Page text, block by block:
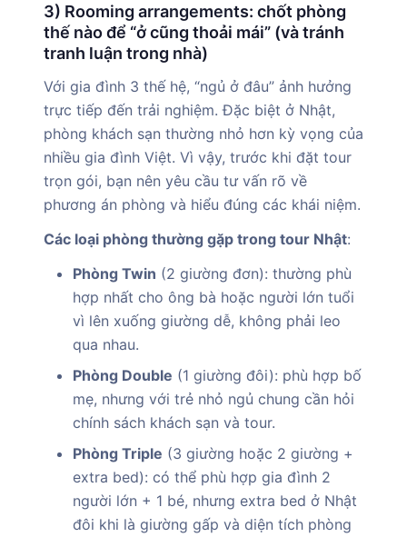
3) Rooming arrangements: chốt phòng
thế nào để “ở cũng thoải mái” (và tránh
tranh luận trong nhà)
Với gia đình 3 thế hệ, “ngủ ở đâu” ảnh hưởng
trực tiếp đến trải nghiệm. Đặc biệt ở Nhật,
phòng khách sạn thường nhỏ hơn kỳ vọng của
nhiều gia đình Việt. Vì vậy, trước khi đặt tour
trọn gói, bạn nên yêu cầu tư vấn rõ về
phương án phòng và hiểu đúng các khái niệm.
Các loại phòng thường gặp trong tour Nhật:
Phòng Twin (2 giường đơn): thường phù
hợp nhất cho ông bà hoặc người lớn tuổi
vì lên xuống giường dễ, không phải leo
qua nhau.
Phòng Double (1 giường đôi): phù hợp bố
mẹ, nhưng với trẻ nhỏ ngủ chung cần hỏi
chính sách khách sạn và tour.
Phòng Triple (3 giường hoặc 2 giường +
extra bed): có thể phù hợp gia đình 2
người lớn + 1 bé, nhưng extra bed ở Nhật
đôi khi là giường gấp và diện tích phòng